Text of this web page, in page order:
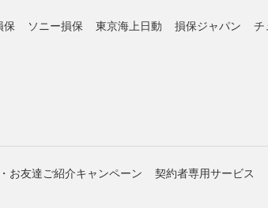
保 ソニー損保 東京海上日動 損保ジャパン チ
お友達ご紹介キャンペーン 契約者専用サービス